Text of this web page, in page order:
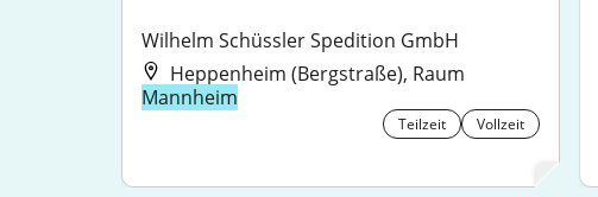
Wilhelm Schüssler Spedition GmbH
Heppenheim (Bergstraße), Raum
Mannheim
Teilzeit Vollzeit